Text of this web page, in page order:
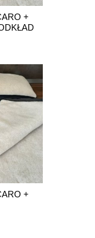
+
+